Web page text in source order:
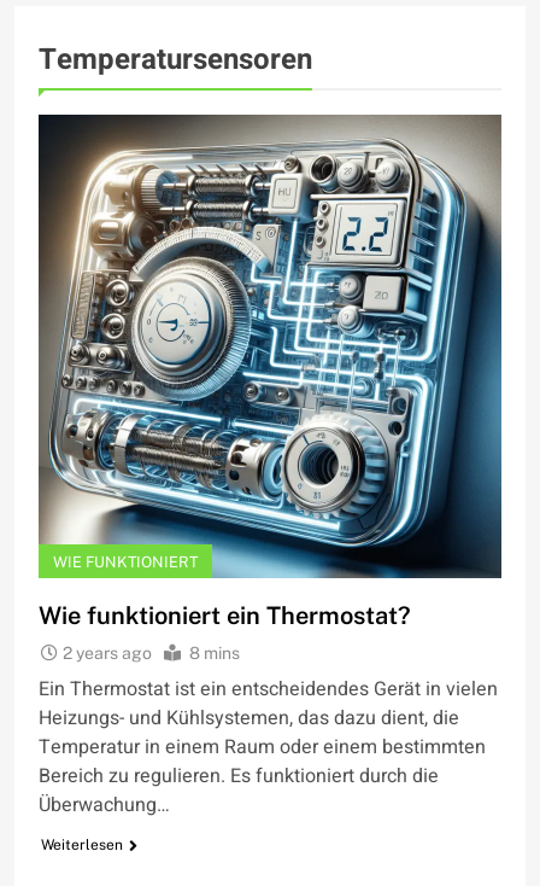
Temperatursensoren
WIE FUNKTIONIERT
Wie funktioniert ein Thermostat?
2 years ago 8 mins
Ein Thermostat ist ein entscheidendes Gerät in vielen
Heizungs- und Kühlsystemen, das dazu dient, die
Temperatur in einem Raum oder einem bestimmten
Bereich zu regulieren. Es funktioniert durch die
Überwachung…
Weiterlesen